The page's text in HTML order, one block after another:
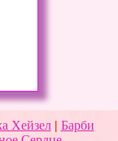
Хейзел| Барби